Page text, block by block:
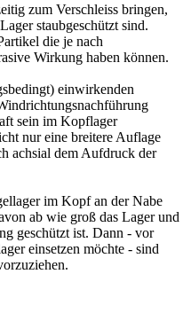
zum Verschleiss bringen,
staubgeschützt sind.
die je nach
Wirkung haben können.
einwirkenden
sein im Kopflager
nur eine breitere Auflage
achsial dem Aufdruck der
im Kopf an der Nabe
ab wie groß das Lager und
geschützt ist. Dann - vor
einsetzen möchte - sind